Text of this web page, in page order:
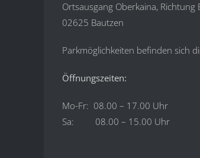
Ortsausgang Oberkaina, Richtung
02625 Bautzen
Parkmöglichkeiten befinden sich
Öffnungszeiten:
Mo-Fr: 08.00 – 17.00 Uhr
Sa: 08.00 – 15.00 Uhr